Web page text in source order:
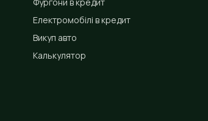
Електромобілі в кредит
Викуп авто
Калькулятор